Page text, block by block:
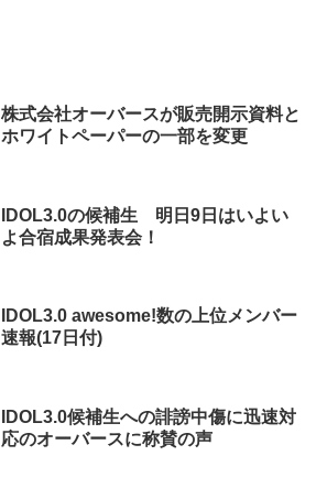
株式会社オーバースが販売開示資料と
ホワイトペーパーの一部を変更
IDOL3.0の候補生 明日9日はいよい
よ合宿成果発表会！
IDOL3.0 awesome!数の上位メンバー
速報(17日付)
IDOL3.0候補生への誹謗中傷に迅速対
応のオーバースに称賛の声